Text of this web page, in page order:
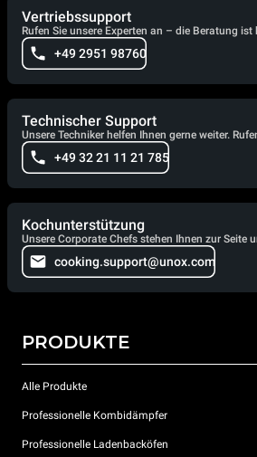
Vertriebssupport
Rufen Sie unsere Experten an – die Beratung ist
+49 2951 98760
Technischer Support
Unsere Techniker helfen Ihnen gerne weiter.
+49 32 21 11 21 785
Kochunterstützung
Unsere Corporate Chefs stehen Ihnen zur Seite
cooking.support@unox.com
PRODUKTE
Alle Produkte
Professionelle Kombidämpfer
Professionelle Ladenbacköfen